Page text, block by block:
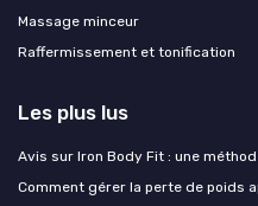
Massage minceur
Raffermissement et tonification
Les plus lus
Avis sur Iron Body Fit : une
Comment gérer la perte de poids